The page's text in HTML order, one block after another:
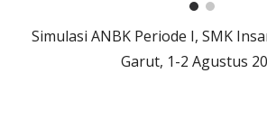
Simulasi ANBK Periode I, SMK
Garut, 1-2 Agustus